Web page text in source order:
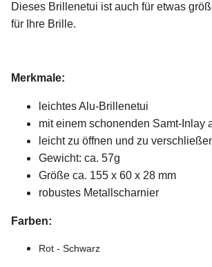
Dieses Brillenetui ist auch für etwas
für Ihre Brille.
Merkmale:
leichtes Alu-Brillenetui
mit einem schonenden Samt-Inlay
leicht zu öffnen und zu
Gewicht: ca. 57g
Größe ca. 155 x 60 x 28 mm
robustes Metallscharnier
Farben:
Rot - Schwarz